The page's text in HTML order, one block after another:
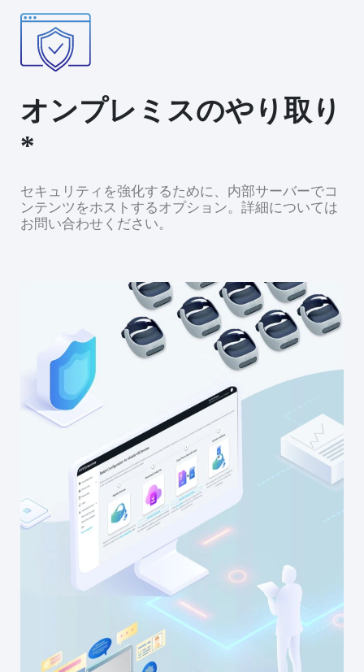
オンプレミスのやり取り
*
セキュリティを強化するために、内部サーバーでコ
ンテンツをホストするオプション。詳細については
お問い合わせください。